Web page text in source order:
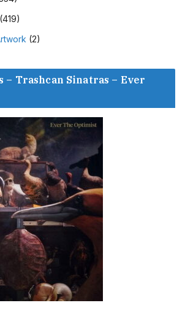
(419)
(2)
– Trashcan Sinatras – Ever